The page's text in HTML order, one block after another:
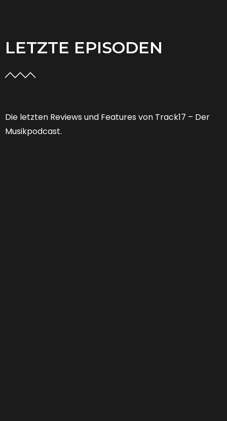
LETZTE EPISODEN
Die letzten Reviews und Features von Track17 – Der
Musikpodcast.